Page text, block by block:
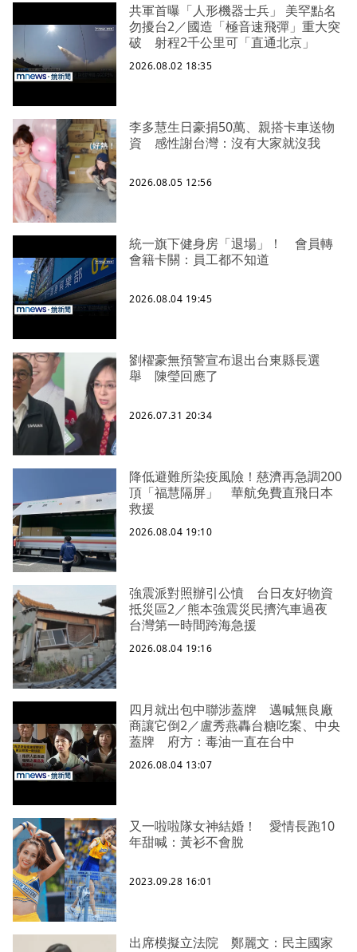
共軍首曝「人形機器士兵」 美罕點名
勿擾台2／國造「極音速飛彈」重大突
破 射程2千公里可「直通北京」
2026.08.02 18:35
李多慧生日豪捐50萬、親搭卡車送物
資 感性謝台灣：沒有大家就沒我
2026.08.05 12:56
統一旗下健身房「退場」！ 會員轉
會籍卡關：員工都不知道
2026.08.04 19:45
劉櫂豪無預警宣布退出台東縣長選
舉 陳瑩回應了
2026.07.31 20:34
降低避難所染疫風險！慈濟再急調200
頂「福慧隔屏」 華航免費直飛日本
救援
2026.08.04 19:10
強震派對照辦引公憤 台日友好物資
抵災區2／熊本強震災民擠汽車過夜
台灣第一時間跨海急援
2026.08.04 19:16
四月就出包中聯涉蓋牌 邁喊無良廠
商讓它倒2／盧秀燕轟台糖吃案、中央
蓋牌 府方：毒油一直在台中
2026.08.04 13:07
又一啦啦隊女神結婚！ 愛情長跑10
年甜喊：黃衫不會脫
2023.09.28 16:01
出席模擬立法院 鄭麗文：民主國家